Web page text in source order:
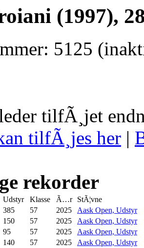
(1997),
5125
tilfÃ¸jet
tilfÃ¸jes her |
rekorder
Udstyr Klasse Ã…r
StÃ¦vne
385 57 2025
Aask Open, Udstyr
150 57 2025
Aask Open, Udstyr
95 57 2025
Aask Open, Udstyr
140 57 2025
Aask Open, Udstyr